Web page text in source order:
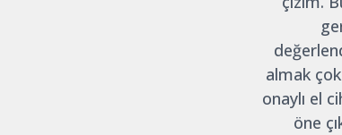
almak
onaylı el
öne